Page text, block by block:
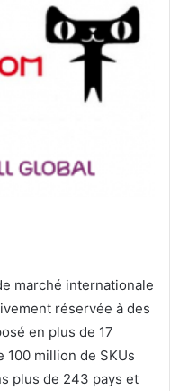
marché internationale
réservée à des
en plus de 17
100 million de SKUs
plus de 243 pays et